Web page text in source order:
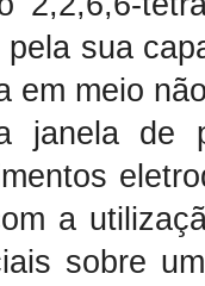
sua
em meio
janela de
a
sobre